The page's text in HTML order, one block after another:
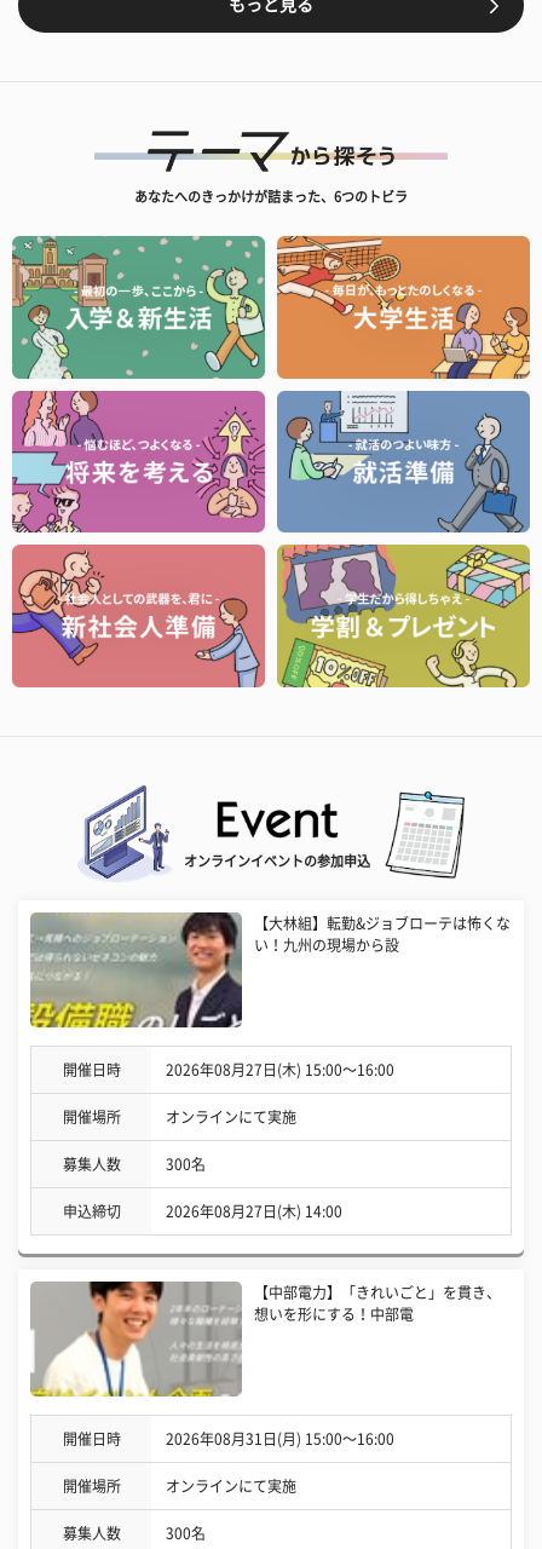
もっと見る
あなたへのきっかけが詰まった、6つのトビラ
オンラインイベントの参加申込
【大林組】転勤&ジョブローテは怖くな
い！九州の現場から設
開催日時 2026年08月27日(木) 15:00〜16:00
開催場所 オンラインにて実施
募集人数 300名
申込締切 2026年08月27日(木) 14:00
【中部電力】「きれいごと」を貫き、
想いを形にする！中部電
開催日時 2026年08月31日(月) 15:00〜16:00
開催場所 オンラインにて実施
募集人数 300名